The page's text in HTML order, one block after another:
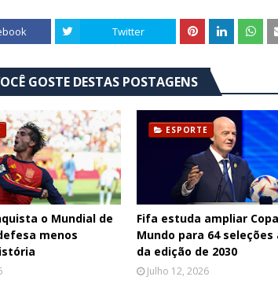
Twitter
GOSTE DESTAS POSTAGENS
o Mundial de
menos
ESPORTE
Fifa estuda ampliar
Mundo para 64
da edição de 2030
Julho 12, 2026